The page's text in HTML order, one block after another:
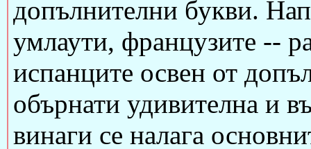
допълнителни букви.
умлаути, французите --
испанците освен от
обърнати удивителна и
винаги се налага